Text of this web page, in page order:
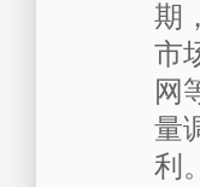
期
市
网
量
利